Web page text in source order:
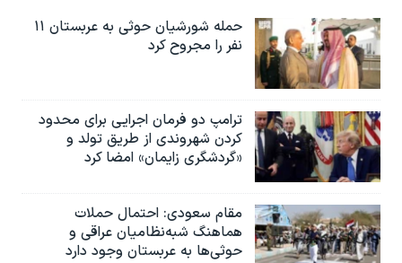
حمله شورشیان حوثی به عربستان ۱۱
نفر را مجروح کرد
ترامپ دو فرمان اجرایی برای محدود
کردن شهروندی از طریق تولد و
«گردشگری زایمان» امضا کرد
مقام سعودی: احتمال حملات
هماهنگ شبه‌نظامیان عراقی و
حوثی‌ها به عربستان وجود دارد